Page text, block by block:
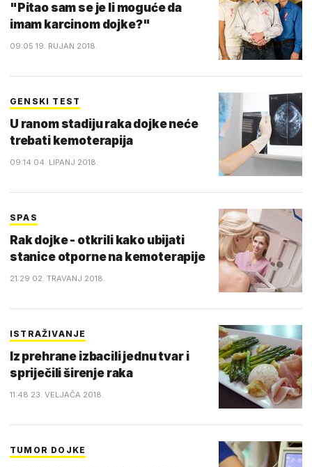
"Pitao sam se je li moguće da
imam karcinom dojke?"
09:05 19. RUJAN 2018.
GENSKI TEST
U ranom stadiju raka dojke neće
trebati kemoterapija
09:14 04. LIPANJ 2018.
SPAS
Rak dojke - otkrili kako ubijati
stanice otporne na kemoterapije
21:29 02. TRAVANJ 2018.
ISTRAŽIVANJE
Iz prehrane izbacili jednu tvar i
spriječili širenje raka
11:48 23. VELJAČA 2018.
TUMOR DOJKE